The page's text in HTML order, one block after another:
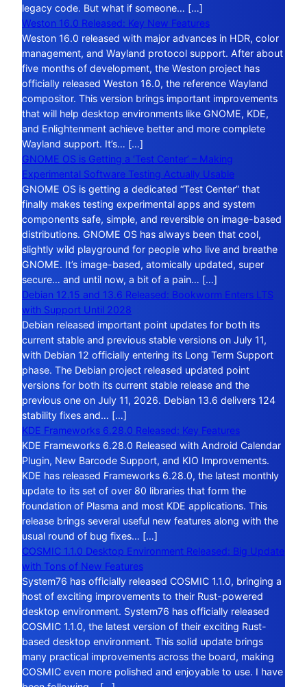
legacy code. But what if someone… […]
Weston 16.0 Released: Key New Features
Weston 16.0 released with major advances in HDR, color
management, and Wayland protocol support. After about
five months of development, the Weston project has
officially released Weston 16.0, the reference Wayland
compositor. This version brings important improvements
that will help desktop environments like GNOME, KDE,
and Enlightenment achieve better and more complete
Wayland support. It’s… […]
GNOME OS is Getting a ‘Test Center’ – Making
Experimental Software Testing Actually Usable
GNOME OS is getting a dedicated “Test Center” that
finally makes testing experimental apps and system
components safe, simple, and reversible on image-based
distributions. GNOME OS has always been that cool,
slightly wild playground for people who live and breathe
GNOME. It’s image-based, atomically updated, super
secure… and until now, a bit of a pain… […]
Debian 12.15 and 13.6 Released: Bookworm Enters LTS
with Support Until 2028
Debian released important point updates for both its
current stable and previous stable versions on July 11,
with Debian 12 officially entering its Long Term Support
phase. The Debian project released updated point
versions for both its current stable release and the
previous one on July 11, 2026. Debian 13.6 delivers 124
stability fixes and… […]
KDE Frameworks 6.28.0 Released: Key Features
KDE Frameworks 6.28.0 Released with Android Calendar
Plugin, New Barcode Support, and KIO Improvements.
KDE has released Frameworks 6.28.0, the latest monthly
update to its set of over 80 libraries that form the
foundation of Plasma and most KDE applications. This
release brings several useful new features along with the
usual round of bug fixes… […]
COSMIC 1.1.0 Desktop Environment Released: Big Update
with Tons of New Features
System76 has officially released COSMIC 1.1.0, bringing a
host of exciting improvements to their Rust-powered
desktop environment. System76 has officially released
COSMIC 1.1.0, the latest version of their exciting Rust-
based desktop environment. This solid update brings
many practical improvements across the board, making
COSMIC even more polished and enjoyable to use. I have